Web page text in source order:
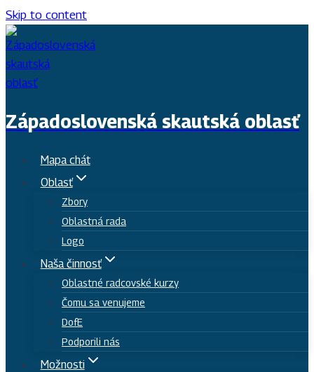
Skip to content
Západoslovenská skautská oblasť
Mapa chát
Oblasť
Zbory
Oblastná rada
Logo
Naša činnosť
Oblastné radcovské kurzy
Čomu sa venujeme
DofE
Podporili nás
Možnosti